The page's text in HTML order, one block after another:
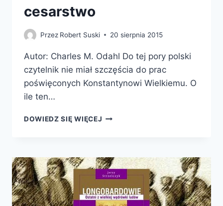
cesarstwo
Przez Robert Suski 20 sierpnia 2015
Autor: Charles M. Odahl Do tej pory polski
czytelnik nie miał szczęścia do prac
poświęconych Konstantynowi Wielkiemu. O
ile ten…
DOWIEDZ SIĘ WIĘCEJ KONSTANTYN